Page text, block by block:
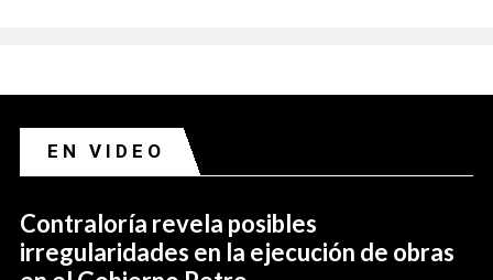
EN VIDEO
Contraloría revela posibles
irregularidades en la ejecución de obras